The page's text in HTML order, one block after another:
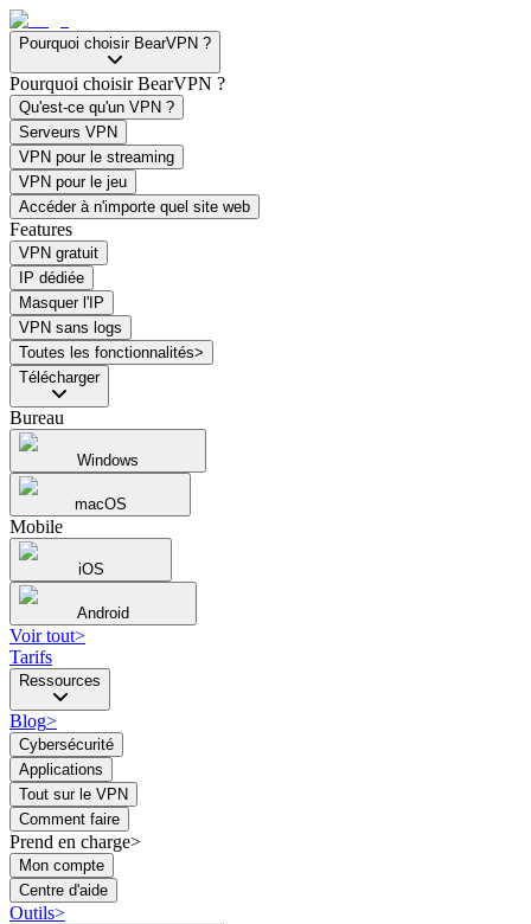
Pourquoi choisir BearVPN ?
Pourquoi choisir BearVPN ?
Qu'est-ce qu'un VPN ?
Serveurs VPN
VPN pour le streaming
VPN pour le jeu
Accéder à n'importe quel site web
Features
VPN gratuit
IP dédiée
Masquer l'IP
VPN sans logs
Toutes les fonctionnalités>
Télécharger
Bureau
Windows
macOS
Mobile
iOS
Android
Voir tout>
Tarifs
Ressources
Blog>
Cybersécurité
Applications
Tout sur le VPN
Comment faire
Prend en charge>
Mon compte
Centre d'aide
Outils>